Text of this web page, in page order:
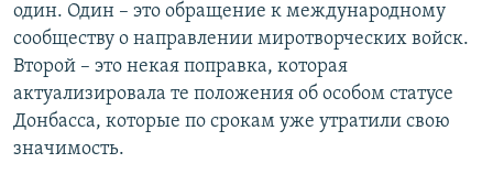
один. Один – это обращение к международному
сообществу о направлении миротворческих войск.
Второй – это некая поправка, которая
актуализировала те положения об особом статусе
Донбасса, которые по срокам уже утратили свою
значимость.